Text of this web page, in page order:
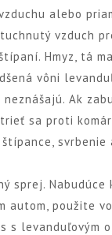
alebo
vzduch
Hmyz, tá
vôni
Ak
sa proti
svrbenie
sprej. Nabudúce
autom, použite
s levanduľovým